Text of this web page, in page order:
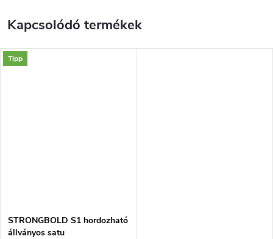
Kapcsolódó termékek
Tipp
STRONGBOLD S1 hordozható
állványos satu